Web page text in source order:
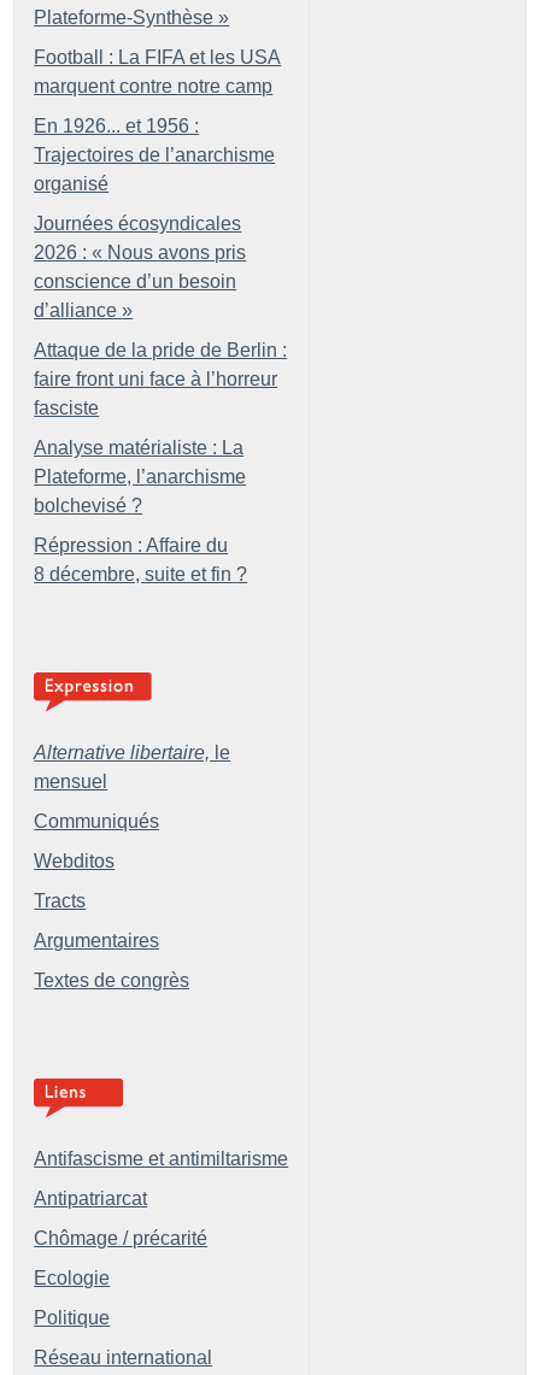
Plateforme-Synthèse »
Football : La FIFA et les USA
marquent contre notre camp
En 1926... et 1956 :
Trajectoires de l’anarchisme
organisé
Journées écosyndicales
2026 : « Nous avons pris
conscience d’un besoin
d’alliance »
Attaque de la pride de Berlin :
faire front uni face à l’horreur
fasciste
Analyse matérialiste : La
Plateforme, l’anarchisme
bolchevisé ?
Répression : Affaire du
8 décembre, suite et fin ?
Alternative libertaire, le
mensuel
Communiqués
Webditos
Tracts
Argumentaires
Textes de congrès
Antifascisme et antimiltarisme
Antipatriarcat
Chômage / précarité
Ecologie
Politique
Réseau international